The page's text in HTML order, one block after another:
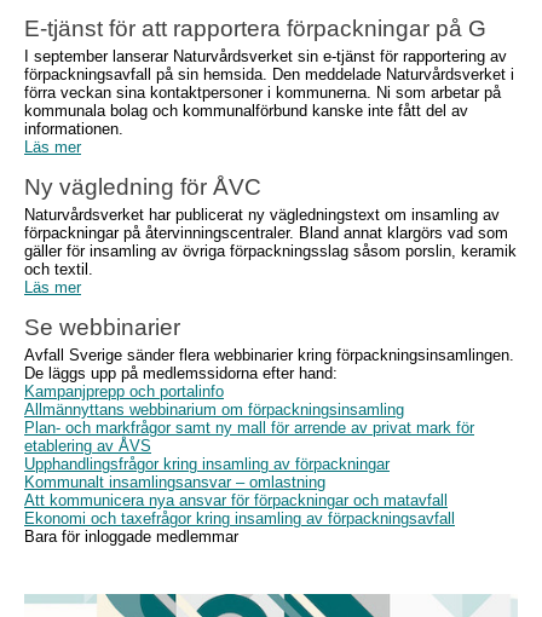
E-tjänst för att rapportera förpackningar på G
I september lanserar Naturvårdsverket sin e-tjänst för rapportering av
förpackningsavfall på sin hemsida. Den meddelade Naturvårdsverket i
förra veckan sina kontaktpersoner i kommunerna. Ni som arbetar på
kommunala bolag och kommunalförbund kanske inte fått del av
informationen.
Läs mer
Ny vägledning för ÅVC
Naturvårdsverket har publicerat ny vägledningstext om insamling av
förpackningar på återvinningscentraler. Bland annat klargörs vad som
gäller för insamling av övriga förpackningsslag såsom porslin, keramik
och textil.
Läs mer
Se webbinarier
Avfall Sverige sänder flera webbinarier kring förpackningsinsamlingen.
De läggs upp på medlemssidorna efter hand:
Kampanjprepp och portalinfo
Allmännyttans webbinarium om förpackningsinsamling
Plan- och markfrågor samt ny mall för arrende av privat mark för
etablering av ÅVS
Upphandlingsfrågor kring insamling av förpackningar
Kommunalt insamlingsansvar – omlastning
Att kommunicera nya ansvar för förpackningar och matavfall
Ekonomi och taxefrågor kring insamling av förpackningsavfall
Bara för inloggade medlemmar